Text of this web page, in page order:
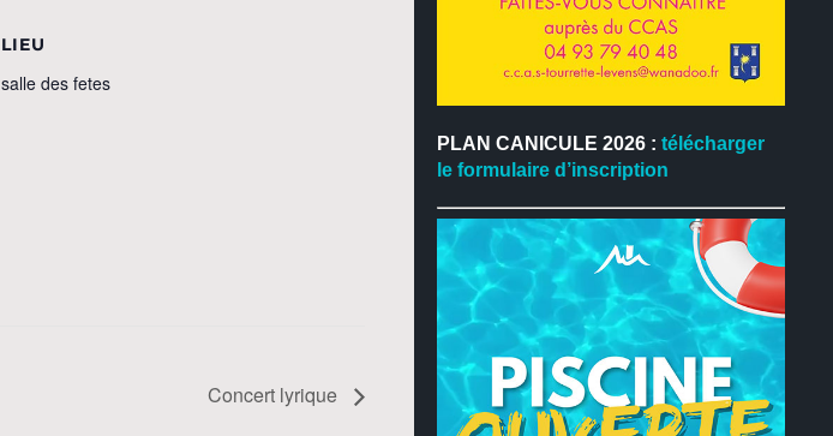
LIEU
salle des fetes
Concert lyrique
PLAN CANICULE 2026 : télécharger
le formulaire d’inscription